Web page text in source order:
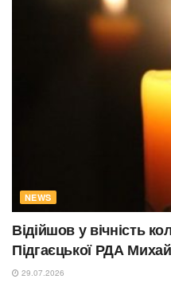
NEWS
Відійшов у вічність
Підгаєцької РДА
29.07.2026